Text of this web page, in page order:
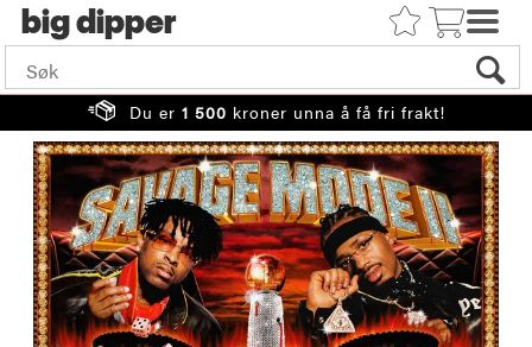
big
Du er 1 500 kroner unna å få fri frakt!